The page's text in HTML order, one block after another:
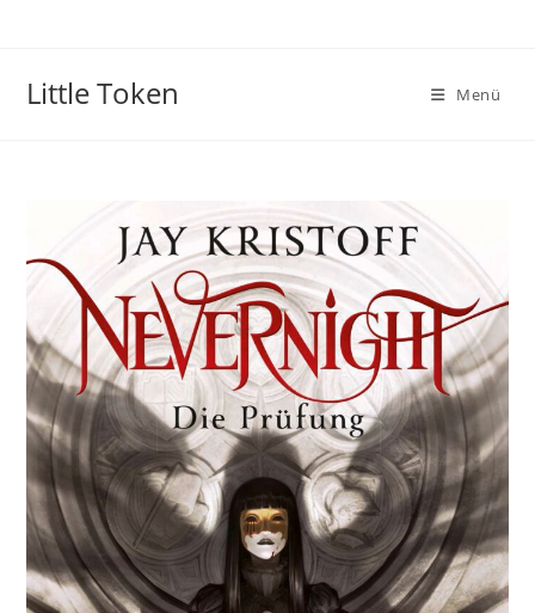
Little Token Menü